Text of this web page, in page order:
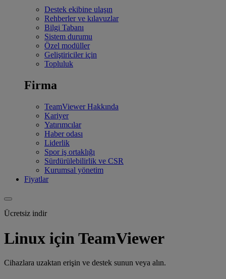
Destek ekibine ulaşın
Rehberler ve kılavuzlar
Bilgi Tabanı
Sistem durumu
Özel modüller
Geliştiriciler için
Topluluk
Firma
TeamViewer Hakkında
Kariyer
Yatırımcılar
Haber odası
Liderlik
Spor iş ortaklığı
Sürdürülebilirlik ve CSR
Kurumsal yönetim
Fiyatlar
Ücretsiz indir
Linux için TeamViewer
Cihazlara uzaktan erişin ve destek sunun veya alın.